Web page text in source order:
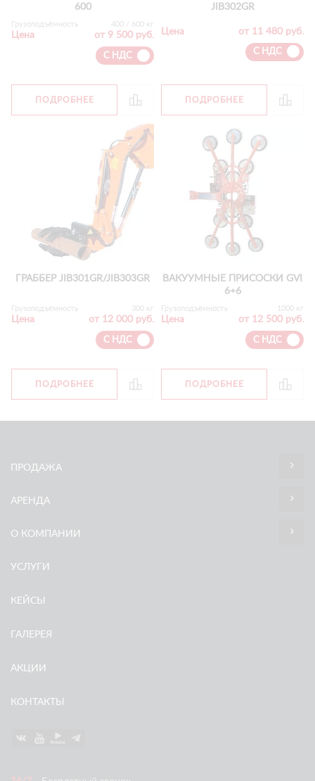
600
Грузоподъёмность 400 / 600 кг
Цена от 9 500 руб.
С НДС
ПОДРОБНЕЕ
JIB302GR
Цена от 11 480 руб.
С НДС
ПОДРОБНЕЕ
ГРАББЕР JIB301GR/JIB303GR
Грузоподъёмность 300 кг
Цена от 12 000 руб.
С НДС
ПОДРОБНЕЕ
ВАКУУМНЫЕ ПРИСОСКИ GVI
6+6
Грузоподъёмность 1000 кг
Цена от 12 500 руб.
С НДС
ПОДРОБНЕЕ
ПРОДАЖА
АРЕНДА
О КОМПАНИИ
УСЛУГИ
КЕЙСЫ
ГАЛЕРЕЯ
АКЦИИ
КОНТАКТЫ